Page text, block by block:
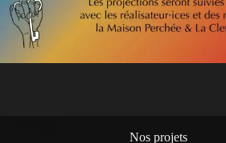
Nos projets